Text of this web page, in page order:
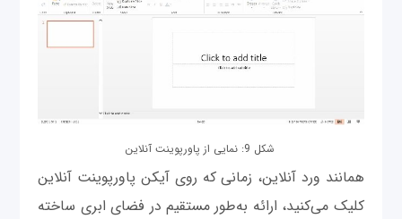
شکل 9: نمایی از پاورپوینت آنلاین
همانند ورد آنلاین، زمانی ‌که روی آیکن پاورپوینت آنلاین
کلیک می‌کنید، ارائه به‌طور مستقیم در فضای ابری ساخته